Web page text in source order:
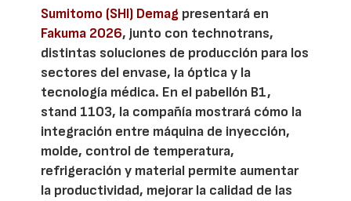
Sumitomo (SHI) Demag presentará en
Fakuma 2026, junto con technotrans,
distintas soluciones de producción para los
sectores del envase, la óptica y la
tecnología médica. En el pabellón B1,
stand 1103, la compañía mostrará cómo la
integración entre máquina de inyección,
molde, control de temperatura,
refrigeración y material permite aumentar
la productividad, mejorar la calidad de las